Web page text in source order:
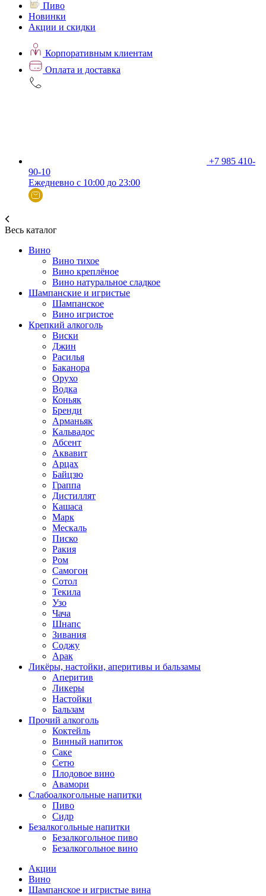
Пиво
Новинки
Акции и скидки
Корпоративным клиентам
Оплата и доставка
+7 985 410-
90-10
Ежедневно с 10:00 до 23:00
Весь каталог
Вино
Вино тихое
Вино креплёное
Вино натуральное сладкое
Шампанские и игристые
Шампанское
Вино игристое
Крепкий алкоголь
Виски
Джин
Расилья
Баканора
Орухо
Водка
Коньяк
Бренди
Арманьяк
Кальвадос
Абсент
Аквавит
Арцах
Байцзю
Граппа
Дистиллят
Кашаса
Марк
Мескаль
Писко
Ракия
Ром
Самогон
Сотол
Текила
Узо
Чача
Шнапс
Зивания
Соджу
Арак
Ликёры, настойки, аперитивы и бальзамы
Аперитив
Ликеры
Настойки
Бальзам
Прочий алкоголь
Коктейль
Винный напиток
Саке
Сетю
Плодовое вино
Авамори
Слабоалкогольные напитки
Пиво
Сидр
Безалкогольные напитки
Безалкогольное пиво
Безалкогольное вино
Акции
Вино
Шампанское и игристые вина